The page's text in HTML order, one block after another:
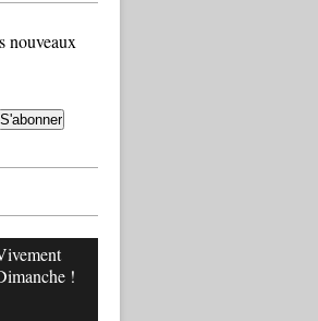
nouveaux
!